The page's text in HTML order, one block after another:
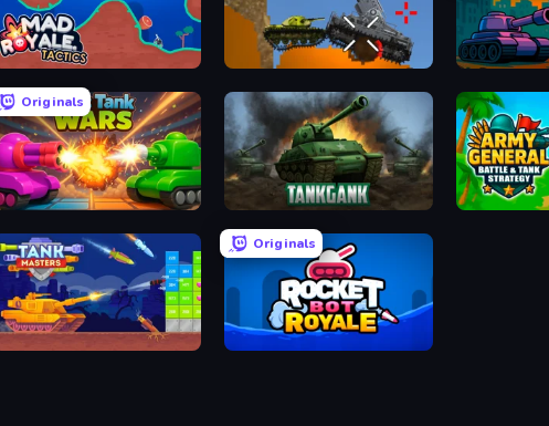
Mad Royale Tactics Plated Glory Guns vs
Originals
Tanks Merge Tankgank
Tank Masters - Idle Tanks
Originals
Rocket Bot Royale